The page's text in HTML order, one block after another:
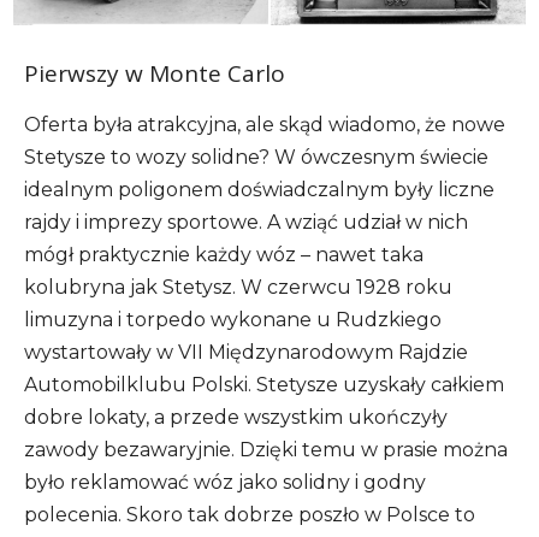
Pierwszy w Monte Carlo
Oferta była atrakcyjna, ale skąd wiadomo, że nowe
Stetysze to wozy solidne? W ówczesnym świecie
idealnym poligonem doświadczalnym były liczne
rajdy i imprezy sportowe. A wziąć udział w nich
mógł praktycznie każdy wóz – nawet taka
kolubryna jak Stetysz. W czerwcu 1928 roku
limuzyna i torpedo wykonane u Rudzkiego
wystartowały w VII Międzynarodowym Rajdzie
Automobilklubu Polski. Stetysze uzyskały całkiem
dobre lokaty, a przede wszystkim ukończyły
zawody bezawaryjnie. Dzięki temu w prasie można
było reklamować wóz jako solidny i godny
polecenia. Skoro tak dobrze poszło w Polsce to